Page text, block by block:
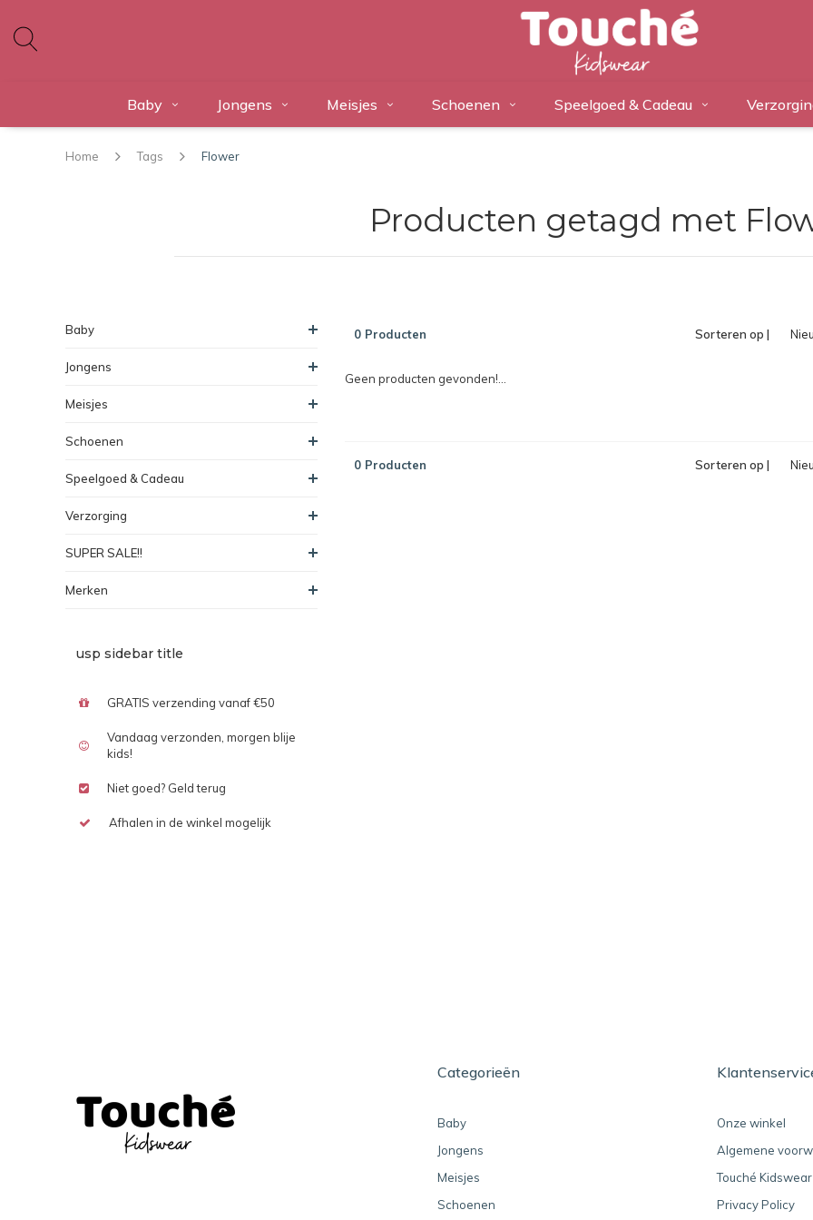
Baby Jongens Meisjes Schoenen Speelgoed & Cadeau
Home Tags Flower
Producten getagd met
Baby
Jongens
Meisjes
Schoenen
Speelgoed & Cadeau
Verzorging
SUPER SALE!!
Merken
usp sidebar title
GRATIS verzending vanaf €50
Vandaag verzonden, morgen blije
kids!
Niet goed? Geld terug
Afhalen in de winkel mogelijk
0 Producten Sorteren op |
Geen producten gevonden!...
0 Producten Sorteren op |
Categorieën
Baby
Jongens
Meisjes
Schoenen
Onze winkel
Algemene
Touché Kidswear
Privacy Policy